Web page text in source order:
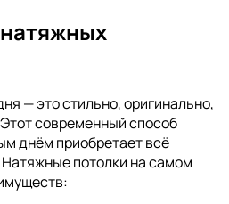
— это стильно, оригинально,
современный способ
днём приобретает всё
потолки на самом